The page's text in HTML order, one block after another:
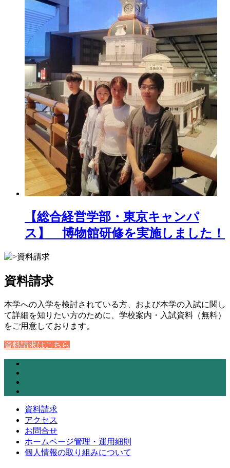
【総合経営学部・東京キャンパ
ス】 博物館研修を実施しました！
資料請求
本学への入学を検討されている方、および本学の入試に関し
て詳細を知りたい方のために、学校案内・入試資料（無料）
をご用意しております。
資料請求はこちら
資料請求
アクセス
お問合せ
ホームページ管理・運用細則
個人情報の取り組みについて